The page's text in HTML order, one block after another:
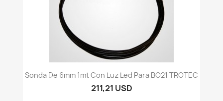
Sonda De 6mm 1mt Con Luz Led Para BO21 TROTEC
211,21 USD